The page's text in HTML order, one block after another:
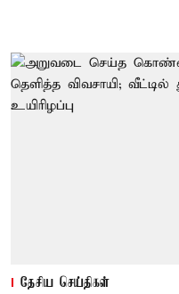
தேசிய செய்திகள்